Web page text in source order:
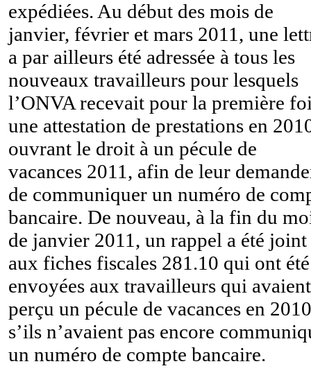
expédiées. Au début des mois de
janvier, février et mars 2011, une
a par ailleurs été adressée à tous les
nouveaux travailleurs pour lesquels
l’ONVA recevait pour la première
une attestation de prestations en
ouvrant le droit à un pécule de
vacances 2011, afin de leur
de communiquer un numéro de
bancaire. De nouveau, à la fin du
de janvier 2011, un rappel a été joint
aux fiches fiscales 281.10 qui ont été
envoyées aux travailleurs qui avaient
perçu un pécule de vacances en 2010
s’ils n’avaient pas encore
un numéro de compte bancaire.